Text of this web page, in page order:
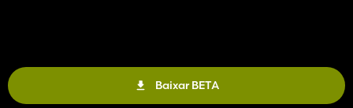
Baixar BETA